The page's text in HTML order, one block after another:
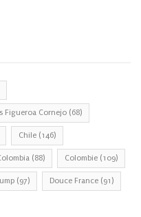
Figueroa Cornejo (68)
Chile (146)
(88) Colombie (109)
(97) Douce France (91)